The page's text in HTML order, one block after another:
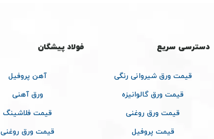
دسترسی سریع
قیمت ورق شیروانی رنگی
قیمت ورق گالوانیزه
قیمت ورق روغنی
قیمت پروفیل
فولاد پیشگان
آهن پروفیل
ورق آهنی
قیمت فلاشینگ
قیمت ورق روغنی